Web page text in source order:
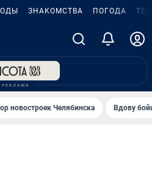
ЗНАКОМСТВА ПОГОДА
новостроек Челябинска Вдову